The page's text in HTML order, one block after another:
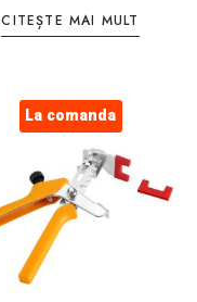
CITEȘTE MAI MULT
La comanda